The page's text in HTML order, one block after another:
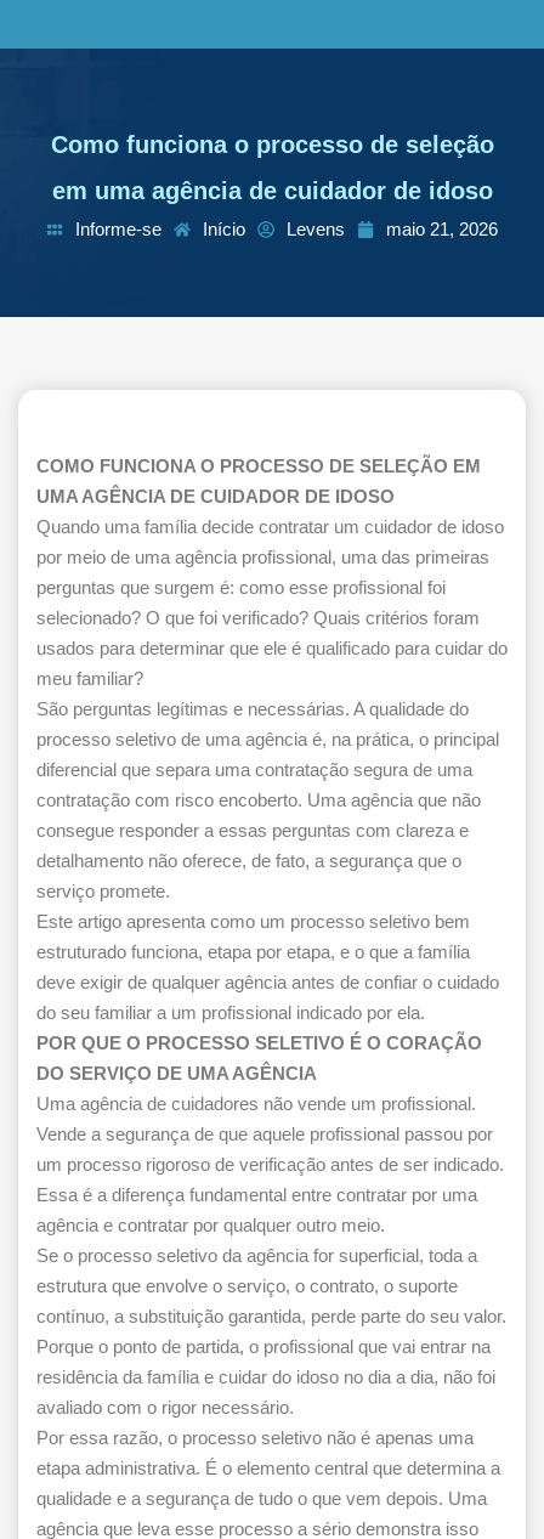
Como funciona o processo de seleção
em uma agência de cuidador de idoso
Informe-se Início Levens maio 21, 2026
COMO FUNCIONA O PROCESSO DE SELEÇÃO EM
UMA AGÊNCIA DE CUIDADOR DE IDOSO
Quando uma família decide contratar um cuidador de idoso
por meio de uma agência profissional, uma das primeiras
perguntas que surgem é: como esse profissional foi
selecionado? O que foi verificado? Quais critérios foram
usados para determinar que ele é qualificado para cuidar do
meu familiar?
São perguntas legítimas e necessárias. A qualidade do
processo seletivo de uma agência é, na prática, o principal
diferencial que separa uma contratação segura de uma
contratação com risco encoberto. Uma agência que não
consegue responder a essas perguntas com clareza e
detalhamento não oferece, de fato, a segurança que o
serviço promete.
Este artigo apresenta como um processo seletivo bem
estruturado funciona, etapa por etapa, e o que a família
deve exigir de qualquer agência antes de confiar o cuidado
do seu familiar a um profissional indicado por ela.
POR QUE O PROCESSO SELETIVO É O CORAÇÃO
DO SERVIÇO DE UMA AGÊNCIA
Uma agência de cuidadores não vende um profissional.
Vende a segurança de que aquele profissional passou por
um processo rigoroso de verificação antes de ser indicado.
Essa é a diferença fundamental entre contratar por uma
agência e contratar por qualquer outro meio.
Se o processo seletivo da agência for superficial, toda a
estrutura que envolve o serviço, o contrato, o suporte
contínuo, a substituição garantida, perde parte do seu valor.
Porque o ponto de partida, o profissional que vai entrar na
residência da família e cuidar do idoso no dia a dia, não foi
avaliado com o rigor necessário.
Por essa razão, o processo seletivo não é apenas uma
etapa administrativa. É o elemento central que determina a
qualidade e a segurança de tudo o que vem depois. Uma
agência que leva esse processo a sério demonstra isso